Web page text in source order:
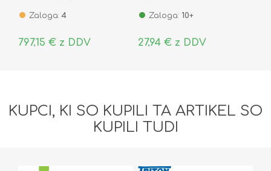
Zaloga: 4
797,15 € z DDV
Zaloga: 10+
27,94 € z DDV
KUPCI, KI SO KUPILI TA ARTIKEL SO
KUPILI TUDI